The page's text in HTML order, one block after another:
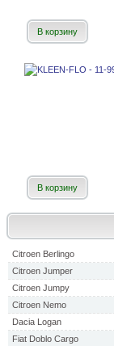
Citroen Berlingo
Citroen Jumper
Citroen Jumpy
Citroen Nemo
Dacia Logan
Fiat Doblo Cargo
В корзину
В корзину